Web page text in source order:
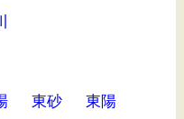
東砂 東陽